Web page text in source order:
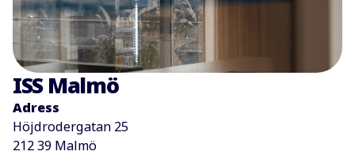
ISS Malmö
Adress
Höjdrodergatan 25
212 39 Malmö